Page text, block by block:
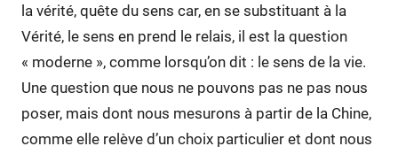
la vérité, quête du sens car, en se substituant à la
Vérité, le sens en prend le relais, il est la question
« moderne », comme lorsqu’on dit : le sens de la vie.
Une question que nous ne pouvons pas ne pas nous
poser, mais dont nous mesurons à partir de la Chine,
comme elle relève d’un choix particulier et dont nous